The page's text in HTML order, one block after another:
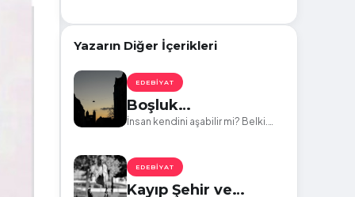
Yazarın Diğer İçerikleri
EDEBIYAT
Boşluk…
İnsan kendini aşabilir mi? Belki.
şey kalmaması demektir…
EDEBIYAT
Kayıp Şehir ve